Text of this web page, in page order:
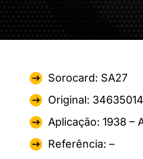
Sorocard: SA27
Original:
Aplicação: 1938 –
Referência: –